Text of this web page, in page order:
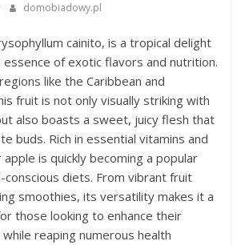
domobiadowy.pl
cainito, is a tropical delight
of exotic flavors and nutrition.
like the Caribbean and
fruit is not only visually striking with
also boasts a sweet, juicy flesh that
buds. Rich in essential vitamins and
is quickly becoming a popular
diets. From vibrant fruit
smoothies, its versatility makes it a
those looking to enhance their
reaping numerous health